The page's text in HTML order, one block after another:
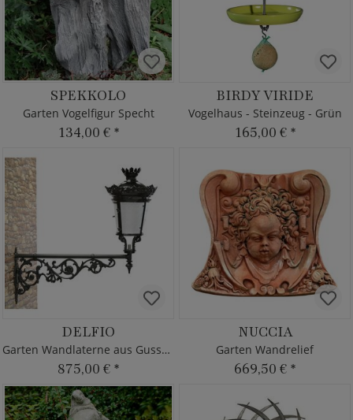
SPEKKOLO
Garten Vogelfigur Specht
134,00 € *
BIRDY VIRIDE
Vogelhaus - Steinzeug - Grün
165,00 € *
DELFIO
Garten Wandlaterne aus Gusseisen
875,00 € *
NUCCIA
Garten Wandrelief
669,50 € *